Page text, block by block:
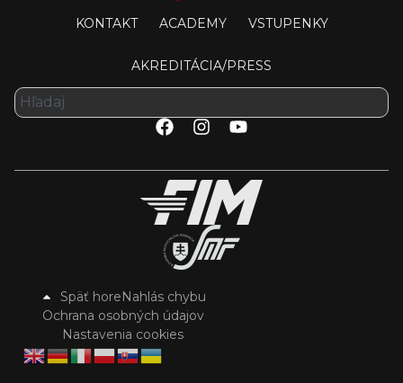
KONTAKT ACADEMY VSTUPENKY
AKREDITÁCIA/PRESS
Späť horeNahlás chybu
Ochrana osobných údajov
Nastavenia cookies